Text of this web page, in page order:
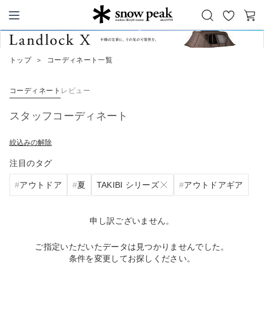
Snow Peak
お
気
カ
トップ ＞ コーディネート一覧
コーディネート レビュー
スタッフコーディネート
絞込みの解除
注目のタグ
アウトドア 夏 TAKIBI シリーズ アウトドアギア
申し訳ございません。
ご指定いただいたデータは見つかりませんでした。
条件を変更してお探しください。